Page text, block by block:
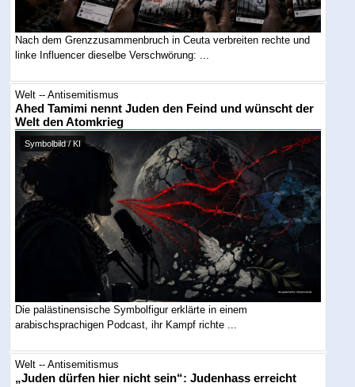
Nach dem Grenzzusammenbruch in Ceuta verbreiten rechte und
linke Influencer dieselbe Verschwörung: ...
Welt -- Antisemitismus
Ahed Tamimi nennt Juden den Feind und wünscht der
Welt den Atomkrieg
Symbolbild / KI
Die palästinensische Symbolfigur erklärte in einem
arabischsprachigen Podcast, ihr Kampf richte ...
Welt -- Antisemitismus
„Juden dürfen hier nicht sein“: Judenhass erreicht